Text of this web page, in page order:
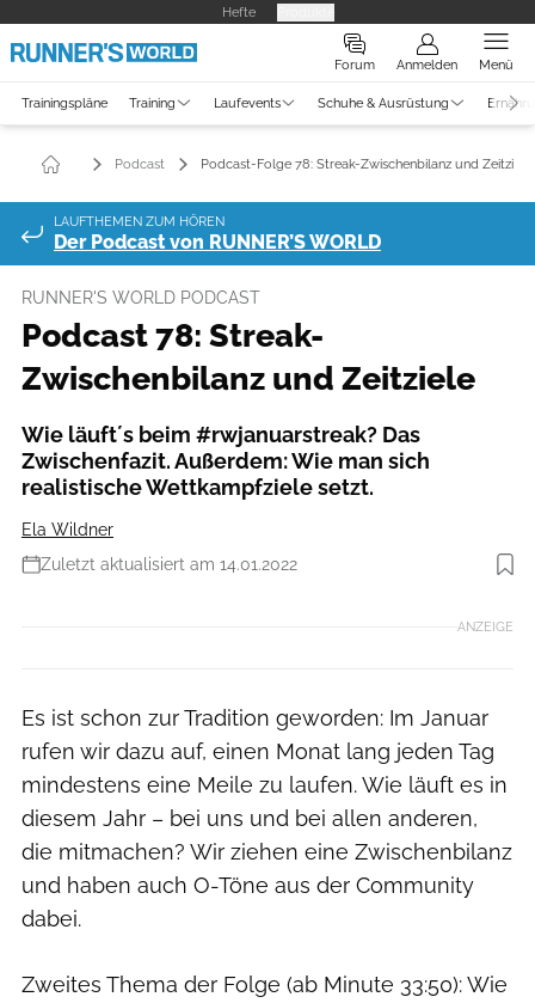
Hefte
Forum Anmelden Menü
Trainingspläne Training Laufevents Schuhe & Ausrüstung
Podcast Podcast-Folge 78: Streak-Zwischenbilanz und Zeitziele
LAUFTHEMEN ZUM HÖREN
Der Podcast von RUNNER’S WORLD
RUNNER'S WORLD PODCAST
Podcast 78: Streak-
Zwischenbilanz und Zeitziele
Wie läuft´s beim #rwjanuarstreak? Das
Zwischenfazit. Außerdem: Wie man sich
realistische Wettkampfziele setzt.
Ela Wildner
Zuletzt aktualisiert am 14.01.2022
Foto: RW
ANZEIGE
Es ist schon zur Tradition geworden: Im Januar
rufen wir dazu auf, einen Monat lang jeden Tag
mindestens eine Meile zu laufen. Wie läuft es in
diesem Jahr – bei uns und bei allen anderen,
die mitmachen? Wir ziehen eine Zwischenbilanz
und haben auch O-Töne aus der Community
dabei.
Zweites Thema der Folge (ab Minute 33:50): Wie